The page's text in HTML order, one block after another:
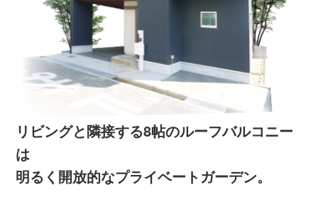
リビングと隣接する8帖のルーフバルコニー
は
明るく開放的なプライベートガーデン。